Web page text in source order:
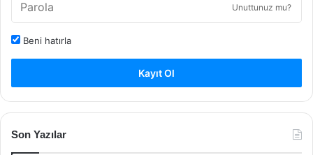
Unuttunuz mu?
Beni hatırla
Kayıt Ol
Son Yazılar